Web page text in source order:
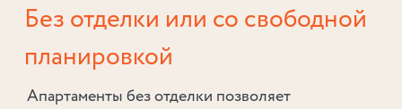
Без отделки или со свободной
планировкой
Апартаменты без отделки позволяет